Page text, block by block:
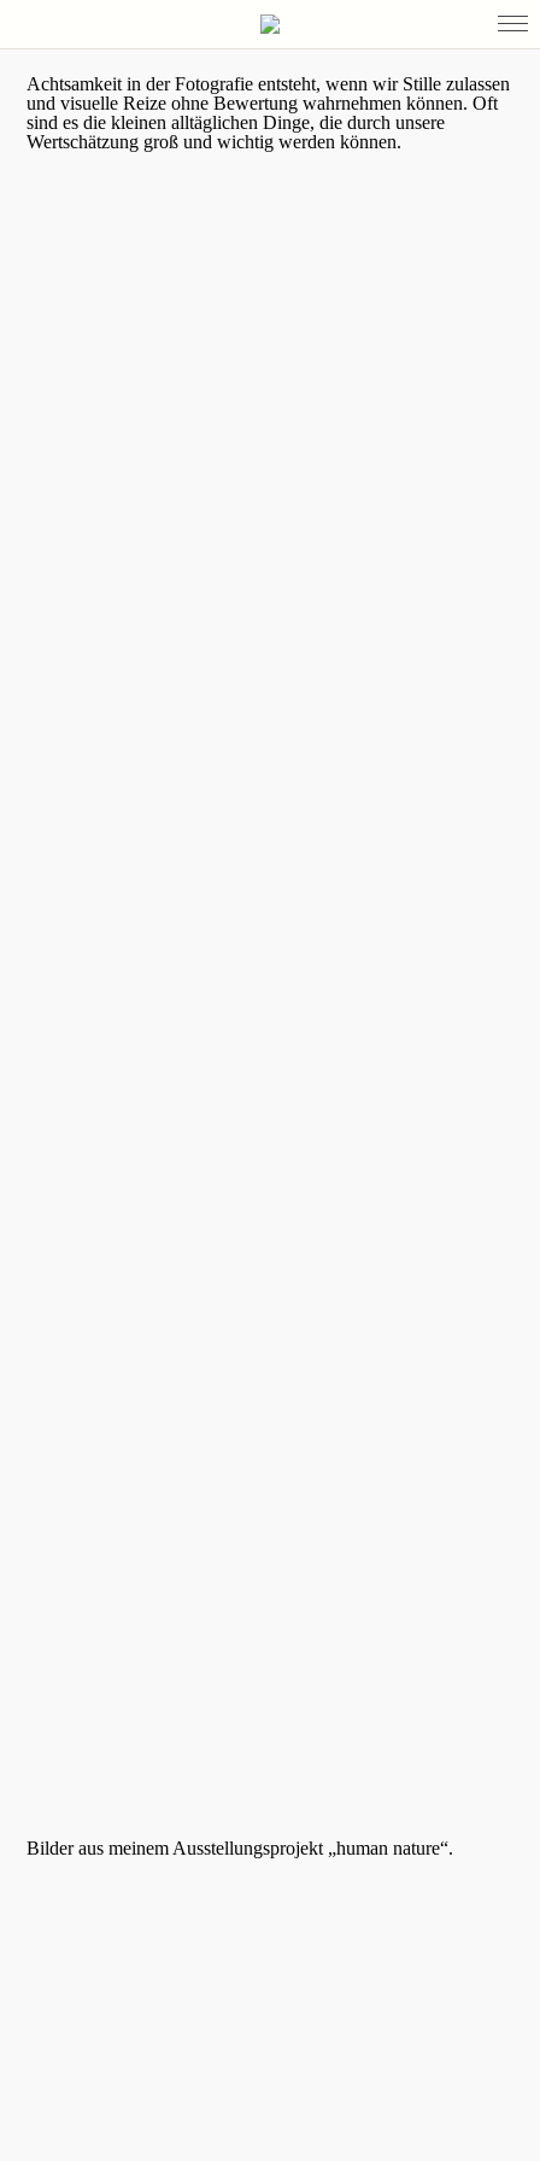
Achtsamkeit in der Fotografie entsteht, wenn wir Stille zulassen
und visuelle Reize ohne Bewertung wahrnehmen können. Oft
sind es die kleinen alltäglichen Dinge, die durch unsere
Wertschätzung groß und wichtig werden können.
Bilder aus meinem Ausstellungsprojekt „human nature“.